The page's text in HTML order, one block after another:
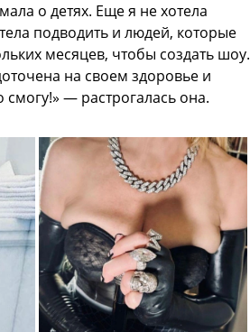
о детях. Еще я не хотела
подводить и людей, которые
месяцев, чтобы создать шоу.
на своем здоровье и
смогу!» — растрогалась она.